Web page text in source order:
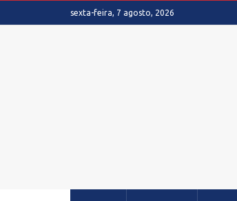
sexta-feira, 7 agosto, 2026